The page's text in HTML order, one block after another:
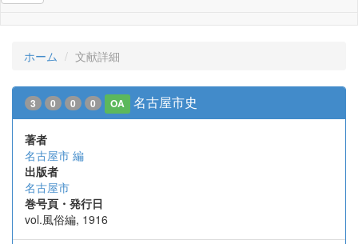
ホーム 文献詳細
3 0 0 0 OA 名古屋市史
著者
名古屋市 編
出版者
名古屋市
巻号頁・発行日
vol.風俗編, 1916